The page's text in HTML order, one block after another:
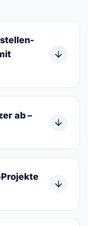
ab –